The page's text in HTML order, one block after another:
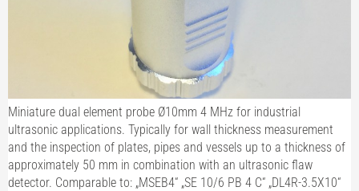
Miniature dual element probe Ø10mm 4 MHz for industrial
ultrasonic applications. Typically for wall thickness measurement
and the inspection of plates, pipes and vessels up to a thickness of
approximately 50 mm in combination with an ultrasonic flaw
detector. Comparable to: „MSEB4“ „SE 10/6 PB 4 C“ „DL4R-3.5X10“